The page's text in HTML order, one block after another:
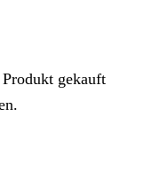
gekauft